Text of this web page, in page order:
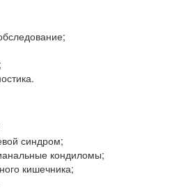
синдром;
кондиломы;
кишечника;